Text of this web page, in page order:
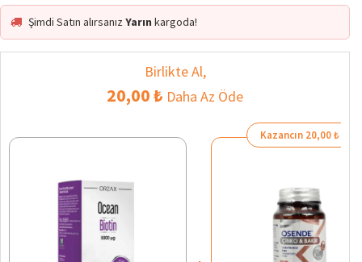
Şimdi Satın alırsanızYarın kargoda!
Birlikte Al,
20,00 ₺ Daha Az Öde
Kazancın 20,00 ₺